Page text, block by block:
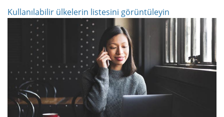
Kullanılabilir ülkelerin listesini görüntüleyin